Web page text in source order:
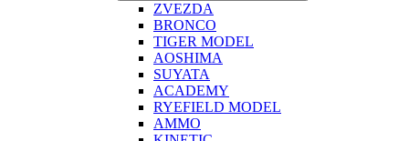
ZVEZDA
BRONCO
TIGER MODEL
AOSHIMA
SUYATA
ACADEMY
RYEFIELD MODEL
AMMO